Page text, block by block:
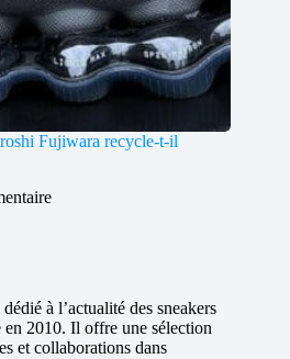
Fujiwara recycle-t-il
à l’actualité des sneakers
2010. Il offre une sélection
et collaborations dans